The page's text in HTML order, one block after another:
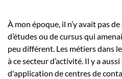
À mon époque, il n’y avait pas
d’études ou de cursus qui
peu différent. Les métiers dans
à ce secteur d’activité. Il y a
d'application de centres de